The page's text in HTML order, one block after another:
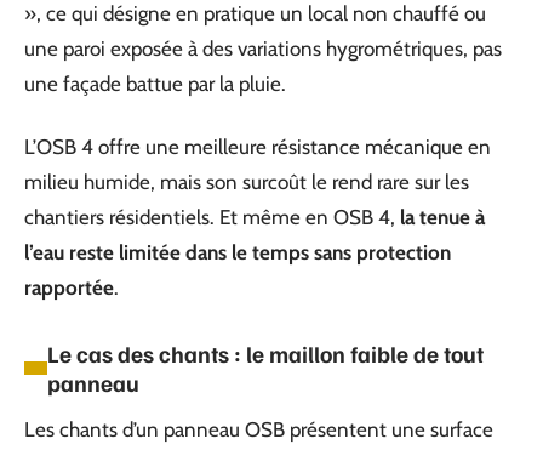
», ce qui désigne en pratique un local non chauffé ou
une paroi exposée à des variations hygrométriques, pas
une façade battue par la pluie.
L’OSB 4 offre une meilleure résistance mécanique en
milieu humide, mais son surcoût le rend rare sur les
chantiers résidentiels. Et même en OSB 4, la tenue à
l’eau reste limitée dans le temps sans protection
rapportée.
Le cas des chants : le maillon faible de tout
panneau
Les chants d’un panneau OSB présentent une surface